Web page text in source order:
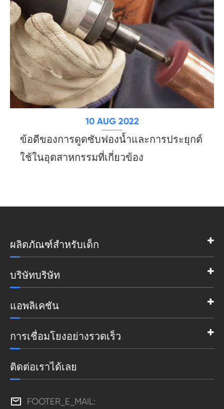
10 AUG 2022
ข้อดีของการดูดซับฟองน้ำและการประยุกต์
ใช้ในอุตสาหกรรมที่เกี่ยวข้อง
ผลิตภัณฑ์สำหรับเด็ก
บริษัทบริษัท
แอพลิเคชัน
การเชื่อมโยงอย่างรวดเร็ว
ติดต่อเราได้เลย

FOOTER_E_MAIL: